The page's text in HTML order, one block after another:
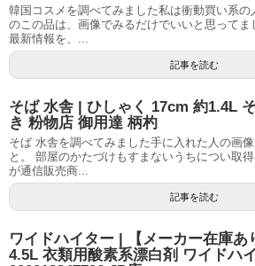
韓国コスメを調べてみました私は衝動買い系の
のこの品は、画像でみるだけでいいと思って
最新情報を、...
記事を読む
そば 水舎 | ひしゃく 17cm 約1.4L
き 粉物店 御用達 柄杓
そば 水舎を調べてみました手に入れた人の画
と。 部屋のかたづけもすまないうちについ取
が通信販売商...
記事を読む
ワイドハイター | 【メーカー在庫あ
4.5L 衣類用酸素系漂白剤 ワイドハ